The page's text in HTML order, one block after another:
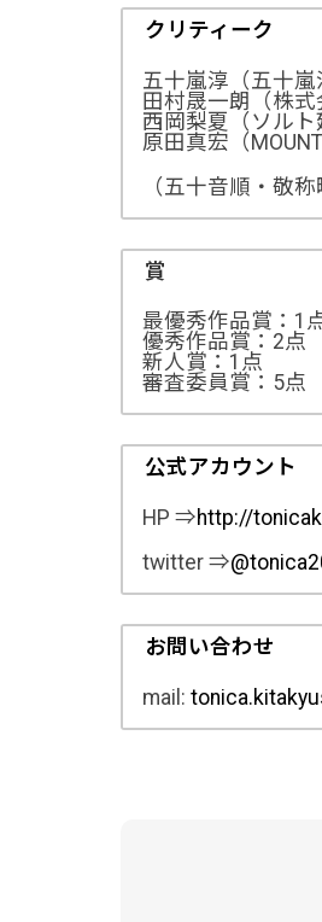
クリティーク
五十嵐淳（五十嵐
田村晟一朗（株式
西岡梨夏（ソルト
原田真宏（MOUNT
（五十音順・敬称
賞
最優秀作品賞：1
優秀作品賞：2点
新人賞：1点
審査委員賞：5点
公式アカウント
HP ⇒http://
twitter ⇒
お問い合わせ
mail: